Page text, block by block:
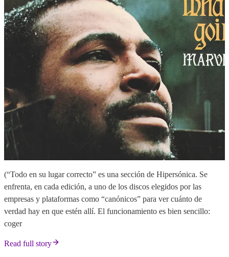
(“Todo en su lugar correcto” es una sección de Hipersónica. Se
enfrenta, en cada edición, a uno de los discos elegidos por las
empresas y plataformas como “canónicos” para ver cuánto de
verdad hay en que estén allí. El funcionamiento es bien sencillo:
coger
Read full story